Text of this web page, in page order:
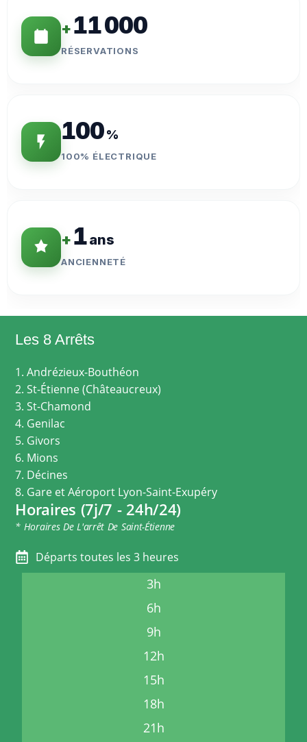
+11 000
RÉSERVATIONS
100%
100% ÉLECTRIQUE
+1ans
ANCIENNETÉ
Les 8 Arrêts
1. Andrézieux-Bouthéon
2. St-Étienne (Châteaucreux)
3. St-Chamond
4. Genilac
5. Givors
6. Mions
7. Décines
8. Gare et Aéroport Lyon-Saint-Exupéry
Horaires (7j/7 - 24h/24)
* Horaires De L'arrêt De Saint-Étienne
Départs toutes les 3 heures
3h
6h
9h
12h
15h
18h
21h